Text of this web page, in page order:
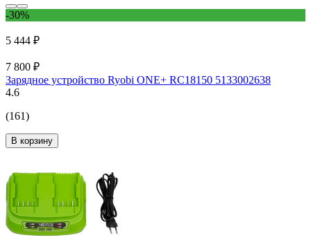
-30%
5 444 ₽
7 800 ₽
Зарядное устройство Ryobi ONE+ RC18150 5133002638
4.6
(161)
В корзину